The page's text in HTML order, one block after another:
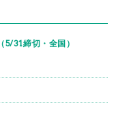
31締切・全国）